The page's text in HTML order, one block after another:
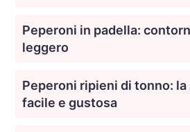
Peperoni in padella:
leggero
Peperoni ripieni di tonno:
facile e gustosa